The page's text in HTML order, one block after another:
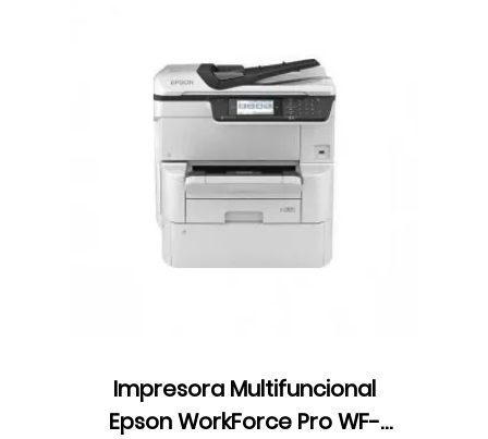
Impresora Multifuncional
Epson WorkForce Pro WF-